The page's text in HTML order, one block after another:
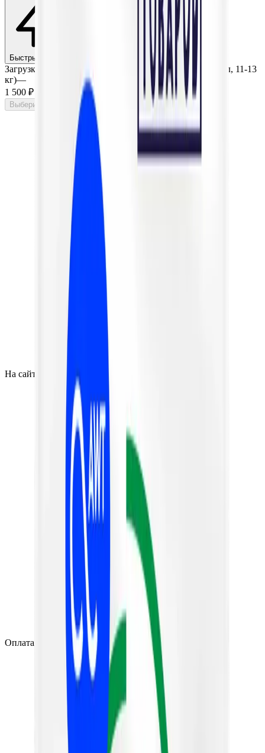
Быстрый заказ Чат со специалистом — онлайн
Загрузка обезжелезивания EcoFerox (фр. 0,7-1,5 мм, 20л, 11-13
кг)—
1 500 ₽
Выберите вариант
На сайте актуальные цены
Оплата заказа после подтверждения